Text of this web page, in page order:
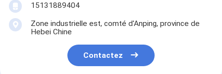
15131889404
Zone industrielle est, comté d'Anping, province de
Hebei Chine
Contactez